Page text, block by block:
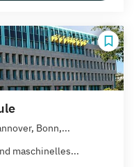
Bonn,...
maschinelles...